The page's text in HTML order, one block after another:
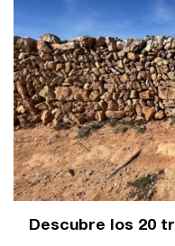
Descubre los 20